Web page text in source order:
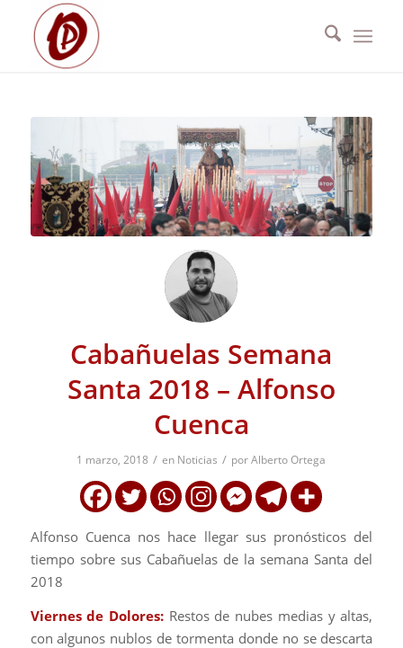
Cabañuelas Semana
Santa 2018 – Alfonso
Cuenca
1 marzo, 2018 / en Noticias / porAlberto Ortega
Alfonso Cuenca nos hace llegar sus pronósticos del
tiempo sobre sus Cabañuelas de la semana Santa del
2018
Viernes de Dolores: Restos de nubes medias y altas,
con algunos nublos de tormenta donde no se descarta